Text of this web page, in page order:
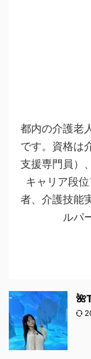
都内の介護老
です。資格は
支援専門員）
キャリア段
者、介護技能
ルパ